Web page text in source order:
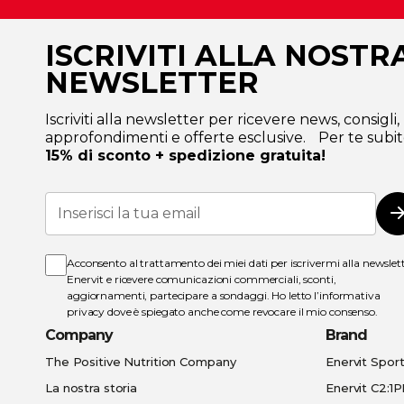
ISCRIVITI ALLA
NEWSLETTER
Iscriviti alla newsletter per ricevere news, consigli,
approfondimenti e offerte esclusive. Per te
15% di sconto + spedizione gratuita!
Iscriviti
alla
nostra
Acconsento al trattamento dei miei dati per iscrivermi alla
Enervit e ricevere comunicazioni commerciali, sconti,
aggiornamenti, partecipare a sondaggi. Ho letto l’informativa
privacy dove è spiegato anche come revocare il mio consenso.
Company
The Positive Nutrition Company
La nostra storia
Brand
Enervit Sport
Enervit